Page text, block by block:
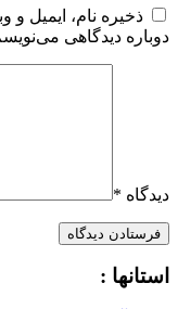
ذخیره نام، ایمیل
دوباره دیدگاهی
دیدگاه *
استانها :